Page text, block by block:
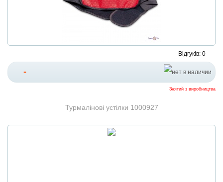
Відгуків: 0
-
Знятий з виробництва
Турмалінові устілки 1000927